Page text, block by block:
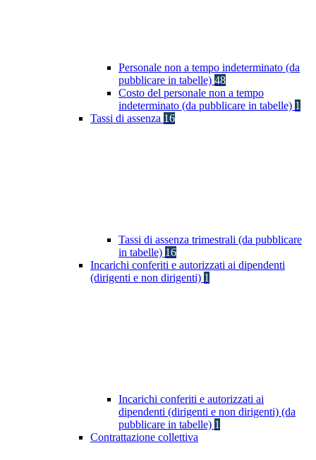
Personale non a tempo indeterminato (da
pubblicare in tabelle) 48
Costo del personale non a tempo
indeterminato (da pubblicare in tabelle) 1
Tassi di assenza 16
Tassi di assenza trimestrali (da pubblicare
in tabelle) 16
Incarichi conferiti e autorizzati ai dipendenti
(dirigenti e non dirigenti) 1
Incarichi conferiti e autorizzati ai
dipendenti (dirigenti e non dirigenti) (da
pubblicare in tabelle) 1
Contrattazione collettiva